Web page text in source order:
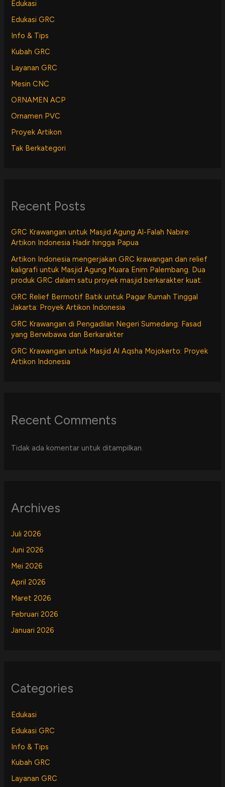
Edukasi
Edukasi GRC
Info & Tips
Kubah GRC
Layanan GRC
Mesin CNC
ORNAMEN ACP
Ornamen PVC
Proyek Artikon
Tak Berkategori
Recent Posts
GRC Krawangan untuk Masjid Agung Al-Falah Nabire:
Artikon Indonesia Hadir hingga Papua
Artikon Indonesia mengerjakan GRC krawangan dan relief
kaligrafi untuk Masjid Agung Muara Enim Palembang. Dua
produk GRC dalam satu proyek masjid berkarakter kuat.
GRC Relief Bermotif Batik untuk Pagar Rumah Tinggal
Jakarta: Proyek Artikon Indonesia
GRC Krawangan di Pengadilan Negeri Sumedang: Fasad
yang Berwibawa dan Berkarakter
GRC Krawangan untuk Masjid Al Aqsha Mojokerto: Proyek
Artikon Indonesia
Recent Comments
Tidak ada komentar untuk ditampilkan.
Archives
Juli 2026
Juni 2026
Mei 2026
April 2026
Maret 2026
Februari 2026
Januari 2026
Categories
Edukasi
Edukasi GRC
Info & Tips
Kubah GRC
Layanan GRC